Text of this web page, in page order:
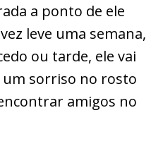
a ponto de ele
leve uma semana,
ou tarde, ele vai
sorriso no rosto
amigos no